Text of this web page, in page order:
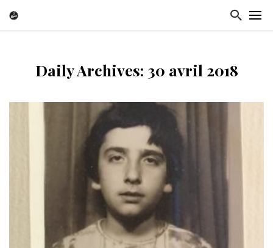
Daily Archives: 30 avril 2018